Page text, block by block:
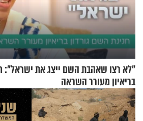
"לא רצו שאהבת השם ייצג את ישראל":
בריאיון מעורר השראה